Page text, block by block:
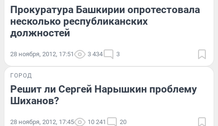
Прокуратура Башкирии опротестовала
несколько республиканских
должностей
28 ноября, 2012, 17:51 3 434 3
ГОРОД
Решит ли Сергей Нарышкин проблему
Шиханов?
28 ноября, 2012, 17:45 10 241 20